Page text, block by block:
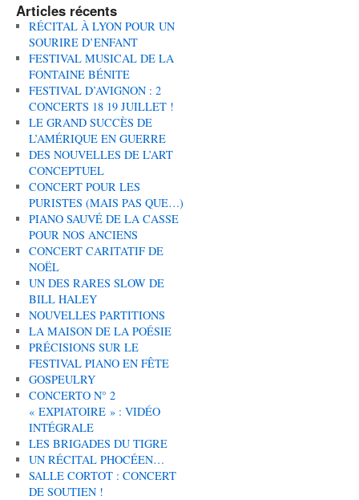
Articles récents
RÉCITAL À LYON POUR UN
SOURIRE D’ENFANT
FESTIVAL MUSICAL DE LA
FONTAINE BÉNITE
FESTIVAL D’AVIGNON : 2
CONCERTS 18 19 JUILLET !
LE GRAND SUCCÈS DE
L’AMÉRIQUE EN GUERRE
DES NOUVELLES DE L’ART
CONCEPTUEL
CONCERT POUR LES
PURISTES (MAIS PAS QUE…)
PIANO SAUVÉ DE LA CASSE
POUR NOS ANCIENS
CONCERT CARITATIF DE
NOËL
UN DES RARES SLOW DE
BILL HALEY
NOUVELLES PARTITIONS
LA MAISON DE LA POÉSIE
PRÉCISIONS SUR LE
FESTIVAL PIANO EN FÊTE
GOSPEULRY
CONCERTO N° 2
« EXPIATOIRE » : VIDÉO
INTÉGRALE
LES BRIGADES DU TIGRE
UN RÉCITAL PHOCÉEN…
SALLE CORTOT : CONCERT
DE SOUTIEN !